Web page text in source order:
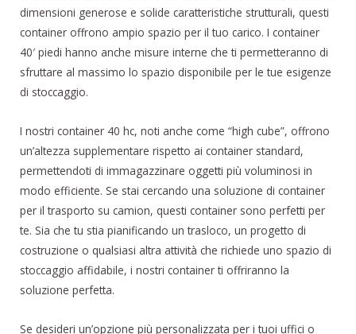
dimensioni generose e solide caratteristiche strutturali, questi
container offrono ampio spazio per il tuo carico. I container
40′ piedi hanno anche misure interne che ti permetteranno di
sfruttare al massimo lo spazio disponibile per le tue esigenze
di stoccaggio.
I nostri container 40 hc, noti anche come “high cube”, offrono
un’altezza supplementare rispetto ai container standard,
permettendoti di immagazzinare oggetti più voluminosi in
modo efficiente. Se stai cercando una soluzione di container
per il trasporto su camion, questi container sono perfetti per
te. Sia che tu stia pianificando un trasloco, un progetto di
costruzione o qualsiasi altra attività che richiede uno spazio di
stoccaggio affidabile, i nostri container ti offriranno la
soluzione perfetta.
Se desideri un’opzione più personalizzata per i tuoi uffici o